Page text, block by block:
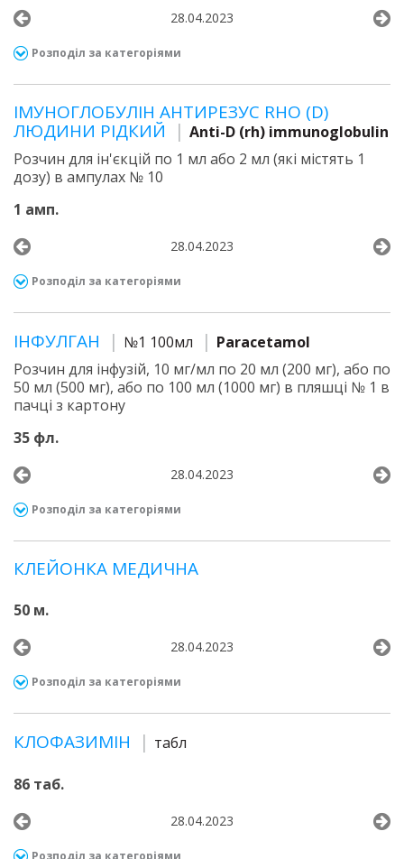
28.04.2023
Розподіл за категоріями
ІМУНОГЛОБУЛІН АНТИРЕЗУС RHO (D)
ЛЮДИНИ РІДКИЙ
Anti-D (rh) immunoglobulin
Розчин для ін'єкцій по 1 мл або 2 мл (які містять 1
дозу) в ампулах № 10
1 амп.
28.04.2023
Розподіл за категоріями
ІНФУЛГАН №1 100мл
Paracetamol
Розчин для інфузій, 10 мг/мл по 20 мл (200 мг), або по
50 мл (500 мг), або по 100 мл (1000 мг) в пляшці № 1 в
пачці з картону
35 фл.
28.04.2023
Розподіл за категоріями
КЛЕЙОНКА МЕДИЧНА
50 м.
28.04.2023
Розподіл за категоріями
КЛОФАЗИМІН табл
86 таб.
28.04.2023
Розподіл за категоріями